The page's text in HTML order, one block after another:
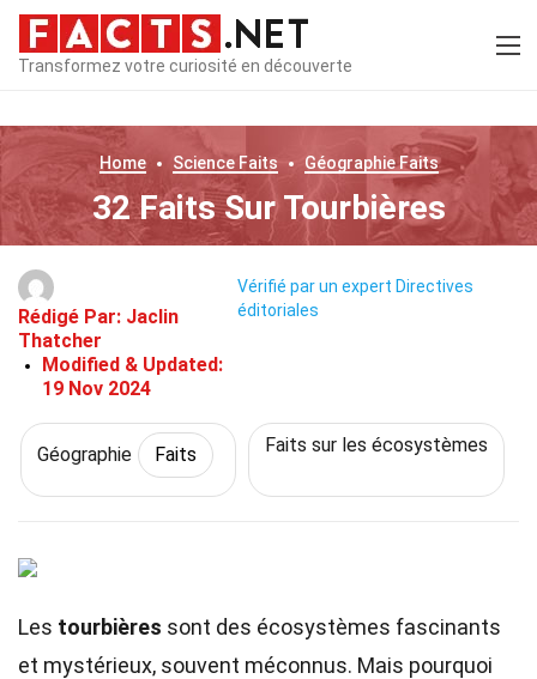
Transformez votre curiosité en découverte
Home ScienceFaits GéographieFaits
32 Faits Sur Tourbières
Rédigé Par: Jaclin
Thatcher
Modified & Updated:
19 Nov 2024
Vérifié par un expert Directives
éditoriales
Géographie Faits Faits sur les écosystèmes
Les tourbières sont des écosystèmes fascinants
et mystérieux, souvent méconnus. Mais pourquoi